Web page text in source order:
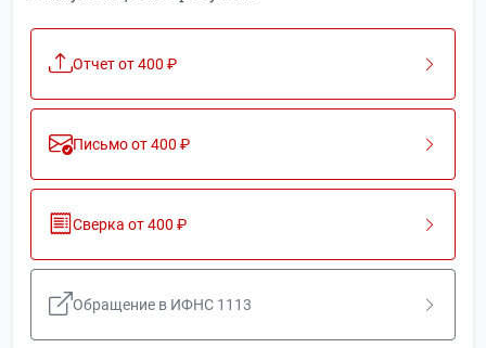
Отчет от 400 ₽
Письмо от 400 ₽
Сверка от 400 ₽
Обращение в ИФНС 1113